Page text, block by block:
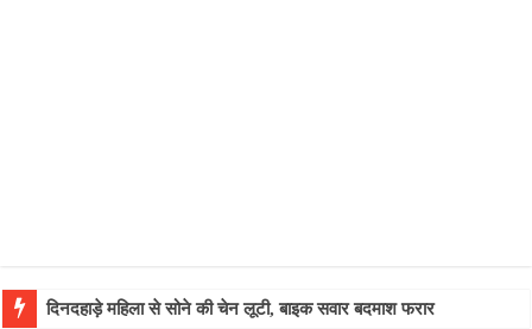
दिनदहाड़े महिला से सोने की चेन लूटी, बाइक सवार बदमाश फरार